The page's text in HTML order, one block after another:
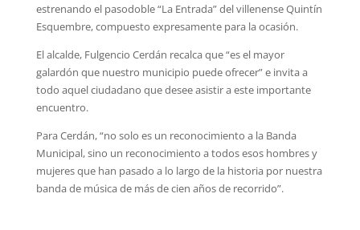
estrenando el pasodoble “La Entrada” del villenense Quintín
Esquembre, compuesto expresamente para la ocasión.
El alcalde, Fulgencio Cerdán recalca que “es el mayor
galardón que nuestro municipio puede ofrecer” e invita a
todo aquel ciudadano que desee asistir a este importante
encuentro.
Para Cerdán, “no solo es un reconocimiento a la Banda
Municipal, sino un reconocimiento a todos esos hombres y
mujeres que han pasado a lo largo de la historia por nuestra
banda de música de más de cien años de recorrido”.